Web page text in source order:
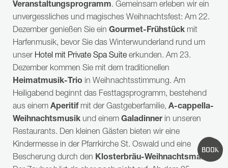
BOOK
HÄUFIGE SUCHANFRAGEN
WELLNESS ZIMMER
ANGEBOTE
BILDERGALERIE
Veranstaltungsprogramm. Gemeinsam erleben wir ein
unvergessliches und magisches Weihnachtsfest: Am 22.
Dezember genießen Sie ein Gourmet-Frühstück mit
Harfenmusik, bevor Sie das Winterwunderland rund um
unser Hotel mit Private Spa Suite erkunden. Am 23.
Dezember kommen Sie mit dem traditionellen
Heimatmusik-Trio in Weihnachtsstimmung. Am
Heiligabend beginnt das Festtagsprogramm, bestehend
aus einem Aperitifmit der Gastgeberfamilie, A-cappella-
Weihnachtsmusik und einem Galadinnerin unseren
Restaurants. Den kleinen Gästen bieten wir eine
Kindermesse in der Pfarrkirche St. Oswald und eine
Bescherung durch den Klosterbräu-Weihnachtsmann
per+43 5212 262
NEWS NEWS NEWS:
unsereReitherjochalmhat geöffnet! (Ruhetag:
Montag)
unserPOP UP RESTAURANT PHOENIX powered
by Bräukellerhat geöffnet! (zu den
Tischreservierungen)
Antworten zu den häufigsten Fragen finden Sie
im FAQ-Bereich .